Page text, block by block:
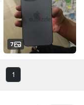
7
1